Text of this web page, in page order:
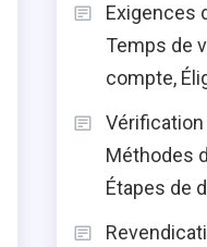
Exigences
Temps de
compte,
Vérification
Méthodes
Étapes de